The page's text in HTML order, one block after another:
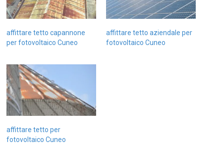
affittare tetto capannone
per fotovoltaico Cuneo
affittare tetto aziendale per
fotovoltaico Cuneo
affittare tetto per
fotovoltaico Cuneo